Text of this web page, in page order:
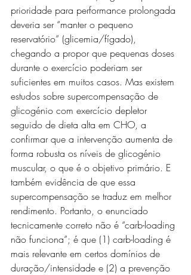
prioridade para performance prolongada
deveria ser “manter o pequeno
reservatório” (glicemia/fígado),
chegando a propor que pequenas doses
durante o exercício poderiam ser
suficientes em muitos casos. Mas existem
estudos sobre supercompensação de
glicogénio com exercício depletor
seguido de dieta alta em CHO, a
confirmar que a intervenção aumenta de
forma robusta os níveis de glicogénio
muscular, o que é o objetivo primário. E
também evidência de que essa
supercompensação se traduz em melhor
rendimento. Portanto, o enunciado
tecnicamente correto não é “carb-loading
não funciona”; é que (1) carb-loading é
mais relevante em certos domínios de
duração/intensidade e (2) a prevenção